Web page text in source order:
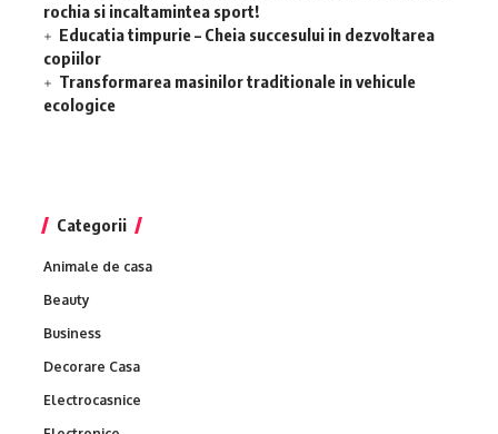
rochia si incaltamintea sport!
Educatia timpurie – Cheia succesului in dezvoltarea
copiilor
Transformarea masinilor traditionale in vehicule
ecologice
Categorii
Animale de casa
Beauty
Business
Decorare Casa
Electrocasnice